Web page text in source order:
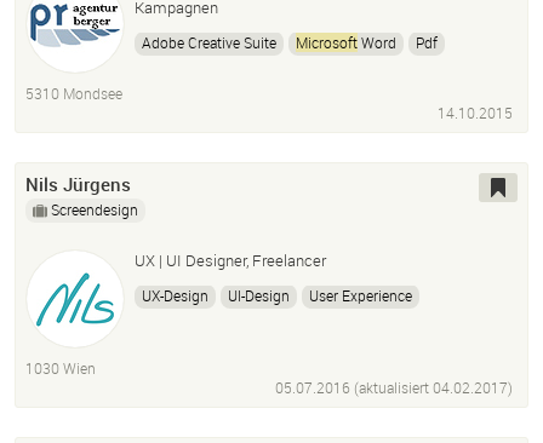
Kampagnen
Adobe Creative Suite MicrosoftWord
Pdf
5310 Mondsee
14.10.2015
Nils Jürgens
Screendesign
UX | UI Designer, Freelancer
UX-Design UI-Design
User Experience
Microsoft Suite
1030 Wien
05.07.2016 (aktualisiert04.02.2017)